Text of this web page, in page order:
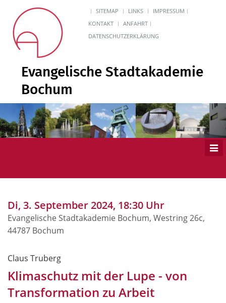
SITEMAP LINKS
IMPRESSUM
KONTAKT
ANFAHRT
DATENSCHUTZERKLÄRUNG
Evangelische Stadtakademie
Bochum
Di, 3. September 2024, 18:30 Uhr
Evangelische Stadtakademie Bochum, Westring 26c,
44787 Bochum
Claus Truberg
Klimaschutz mit der Lupe - von
Transformation zu Arbeit